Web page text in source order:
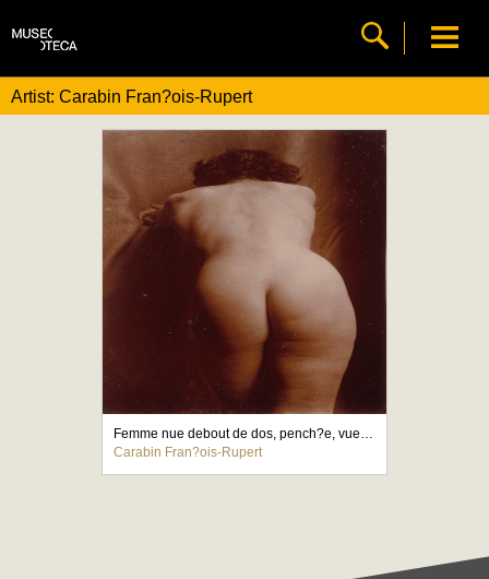
Artist: Carabin Fran?ois-Rupert
Femme nue debout de dos, pench?e, vue jusqu'aux genoux
Carabin Fran?ois-Rupert